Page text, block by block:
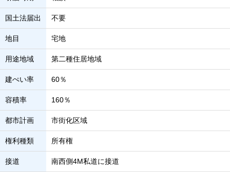
国土法届出 不要
地目 宅地
用途地域 第二種住居地域
建ぺい率 60％
容積率 160％
都市計画 市街化区域
権利種類 所有権
接道 南西側4M私道に接道